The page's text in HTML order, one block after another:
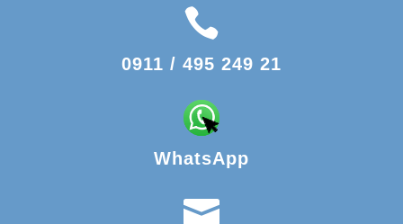

0911 / 495 249 21
WhatsApp
